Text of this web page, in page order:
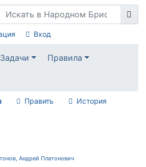
Вход
Задачи
Правила
Править История
Андрей Платонович